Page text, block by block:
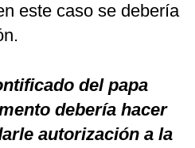
este caso se debería
del papa
debería hacer
autorización a la